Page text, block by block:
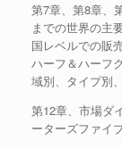
第7章、第8章、
までの世界の主
国レベルでの販
ハーフ＆ハーフ
域別、タイプ別
第12章、市場ダ
ーターズファイ